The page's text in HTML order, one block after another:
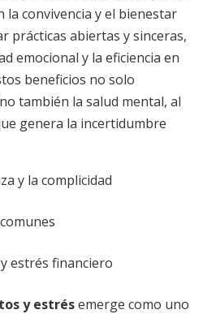
la convivencia y el bienestar
prácticas abiertas y sinceras,
emocional y la eficiencia en
beneficios no solo
también la salud mental, al
genera la incertidumbre
y la complicidad
estrés financiero
y estrésemerge como uno